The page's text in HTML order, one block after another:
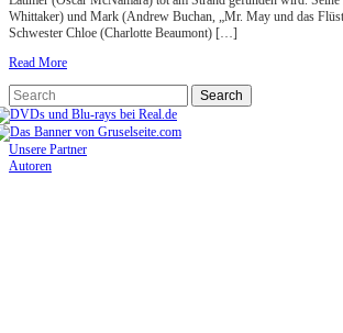
Whittaker) und Mark (Andrew Buchan, „Mr. May und das
Schwester Chloe (Charlotte Beaumont) […]
Read More
Unsere Partner
Autoren